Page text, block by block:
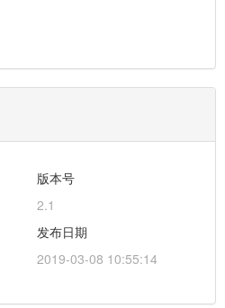
版本号
2.1
发布日期
2019-03-08 10:55:14